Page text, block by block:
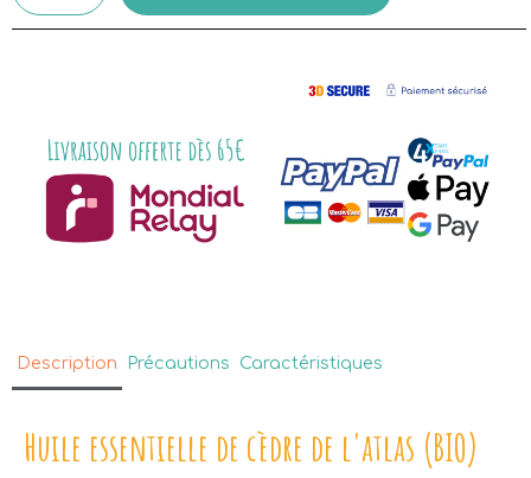
Description Précautions Caractéristiques
Huile essentielle de cèdre de l'atlas (BIO)